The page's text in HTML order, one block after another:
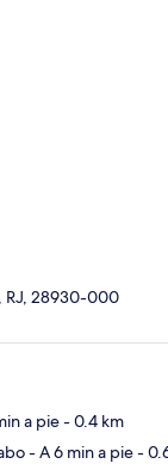
RJ, 28930-000
a pie- 0.4 km
- A 6 min a pie-